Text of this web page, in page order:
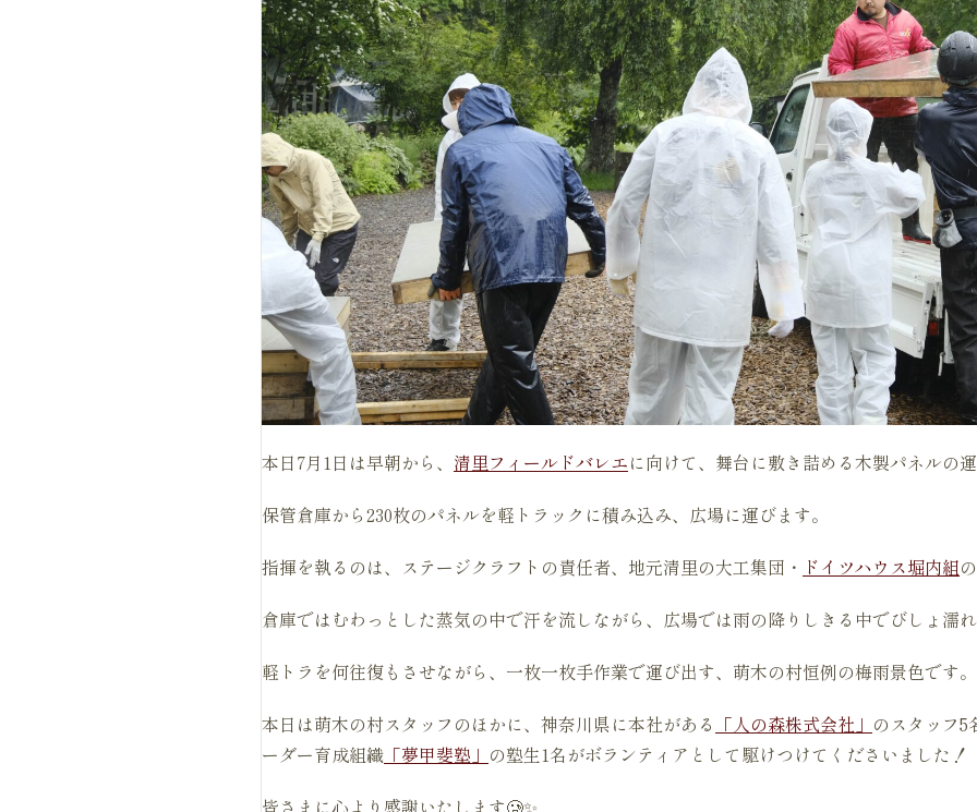
本日7月1日は早朝から、 清里フィールドバレエに向けて、舞台に敷き詰める木製パネルの
保管倉庫から230枚のパネルを軽トラックに積み込み、広場に運びます。
指揮を執るのは、ステージクラフトの責任者、地元清里の大工集団・ ドイツハウス堀内組
倉庫ではむわっとした蒸気の中で汗を流しながら、広場では雨の降りしきる中でびしょ濡
軽トラを何往復もさせながら、一枚一枚手作業で運び出す、萌木の村恒例の梅雨景色です。
本日は萌木の村スタッフのほかに、神奈川県に本社がある 「人の森株式会社」 のスタッフ5
ーダー育成組織 「夢甲斐塾」 の塾生1名がボランティアとして駆けつけてくださいました！
皆さまに心より感謝いたします🥲✨